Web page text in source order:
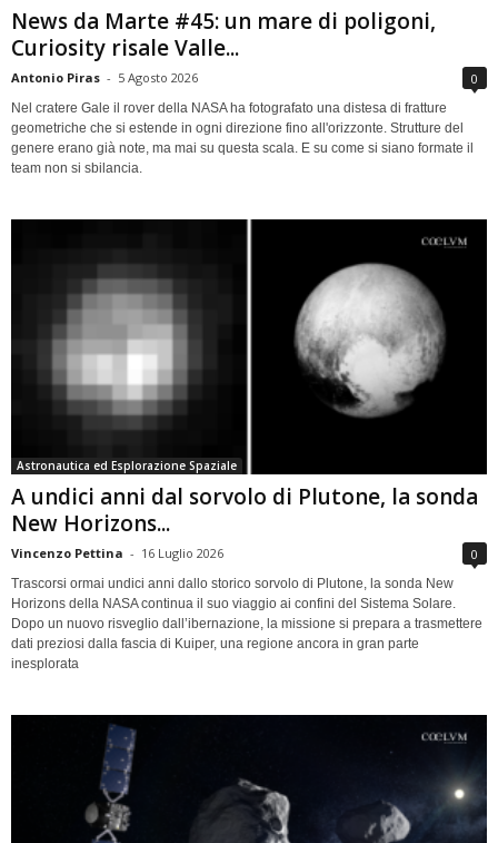
News da Marte #45: un mare di poligoni,
Curiosity risale Valle...
Antonio Piras - 5 Agosto 2026 0
Nel cratere Gale il rover della NASA ha fotografato una distesa di fratture
geometriche che si estende in ogni direzione fino all'orizzonte. Strutture del
genere erano già note, ma mai su questa scala. E su come si siano formate il
team non si sbilancia.
Astronautica ed Esplorazione Spaziale
A undici anni dal sorvolo di Plutone, la sonda
New Horizons...
Vincenzo Pettina - 16 Luglio 2026 0
Trascorsi ormai undici anni dallo storico sorvolo di Plutone, la sonda New
Horizons della NASA continua il suo viaggio ai confini del Sistema Solare.
Dopo un nuovo risveglio dall’ibernazione, la missione si prepara a trasmettere
dati preziosi dalla fascia di Kuiper, una regione ancora in gran parte
inesplorata